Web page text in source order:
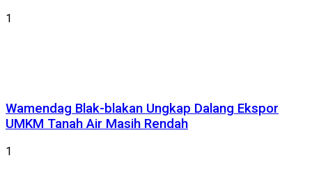
1
Wamendag Blak-blakan Ungkap Dalang Ekspor
UMKM Tanah Air Masih Rendah
1